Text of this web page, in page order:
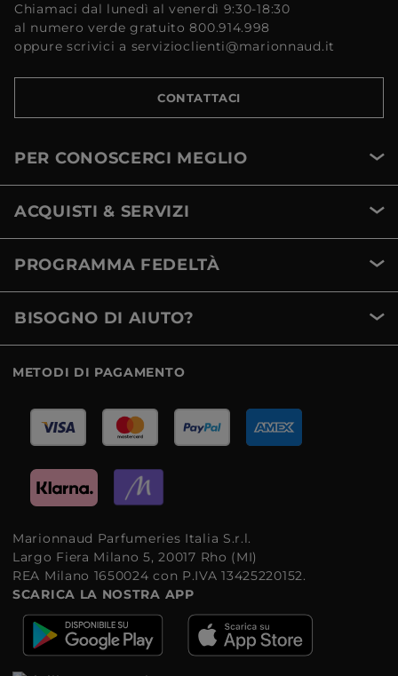
Chiamaci dal lunedì al venerdì 9:30-18:30
al numero verde gratuito 800.914.998
oppure scrivici a servizioclienti@marionnaud.it
CONTATTACI
PER CONOSCERCI MEGLIO
ACQUISTI & SERVIZI
PROGRAMMA FEDELTÀ
BISOGNO DI AIUTO?
METODI DI PAGAMENTO
Marionnaud Parfumeries Italia S.r.l.
Largo Fiera Milano 5, 20017 Rho (MI)
REA Milano 1650024 con P.IVA 13425220152.
SCARICA LA NOSTRA APP